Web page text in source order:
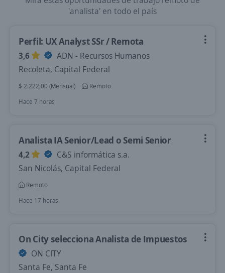
'analista' en todo el país
Perfil: UX Analyst SSr / Remota
3,6
ADN - Recursos Humanos
Recoleta, Capital Federal
$ 2.222,00 (Mensual)
Remoto
Hace 7 horas
Analista IA Senior/Lead o Semi Senior
4,2
C&S informática s.a.
San Nicolás, Capital Federal
Remoto
Hace 17 horas
On City selecciona Analista de Impuestos
ON CITY
Santa Fe, Santa Fe